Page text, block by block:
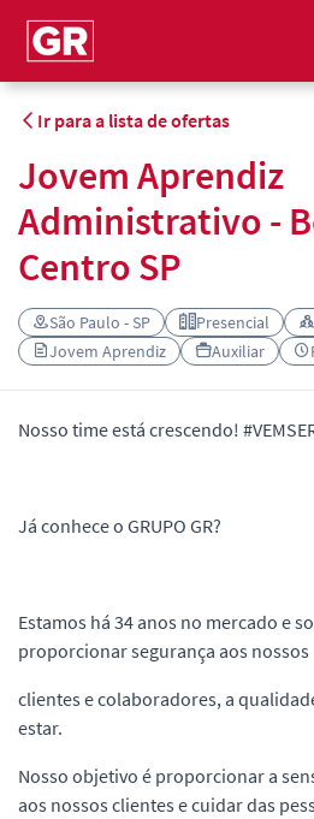
Ir para a lista de ofertas
Jovem Aprendiz
Administrativo -
Centro SP
São Paulo - SP Presencial
Jovem Aprendiz
Auxiliar
Nosso time está crescendo!
Já conhece o GRUPO GR?
Estamos há 34 anos no mercado e
proporcionar segurança aos nossos
clientes e colaboradores, a
estar.
Nosso objetivo é proporcionar a
aos nossos clientes e cuidar das